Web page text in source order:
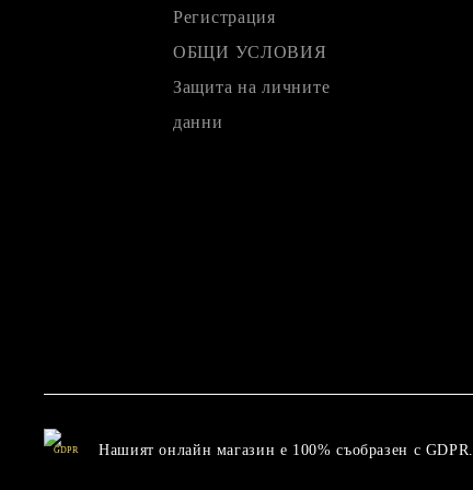
Регистрация
ОБЩИ УСЛОВИЯ
Защита на личните
данни
GDPR Нашият онлайн магазин е 100% съобразен с GDPR.